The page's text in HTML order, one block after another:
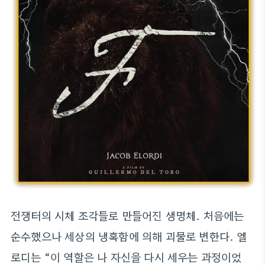
전쟁터의 시체 조각들로 만들어진 생명체. 처음에는
순수했으나 세상의 냉혹함에 의해 괴물로 변한다. 엘
로디는 “이 역할은 나 자신을 다시 세우는 과정이었